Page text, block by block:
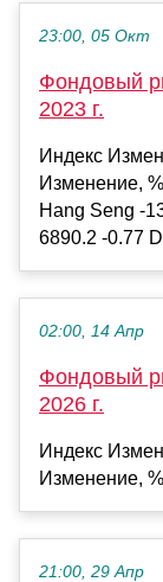
23:00, 05 Окт
Фондовый
2023 г.
Индекс
Изменение,
Hang Seng -
6890.2 -0.77
02:00, 14 Апр
Фондовый
2026 г.
Индекс
Изменение,
21:00, 29 Апр